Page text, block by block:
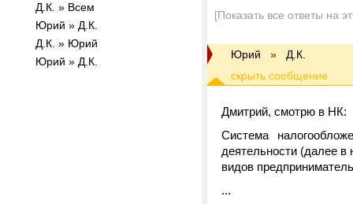
Д.К. » Всем
Юрий » Д.К.
Д.К. » Юрий
Юрий » Д.К.
[Показать все ответы на
Юрий » Д.К.
Дмитрий, смотрю в НК:
Система
деятельности (далее
видов
...